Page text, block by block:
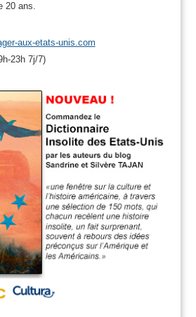
20 ans.
aux-etats-unis.com
23h 7j/7)